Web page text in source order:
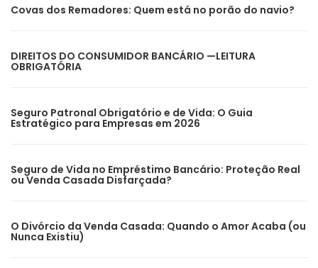
Covas dos Remadores: Quem está no porão do navio?
DIREITOS DO CONSUMIDOR BANCÁRIO —LEITURA
OBRIGATÓRIA
Seguro Patronal Obrigatório e de Vida: O Guia
Estratégico para Empresas em 2026
Seguro de Vida no Empréstimo Bancário: Proteção Real
ou Venda Casada Disfarçada?
O Divórcio da Venda Casada: Quando o Amor Acaba (ou
Nunca Existiu)